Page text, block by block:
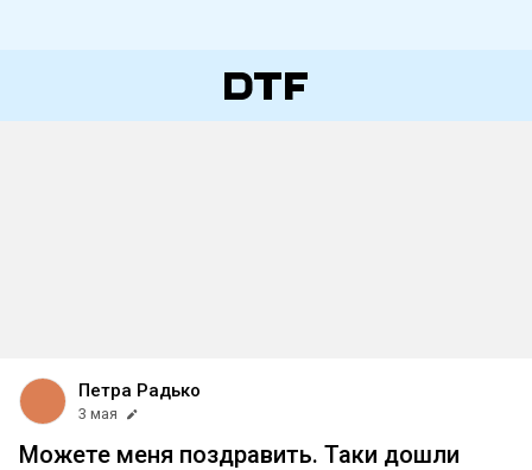
Петра Радько
3 мая
Можете меня поздравить. Таки дошли